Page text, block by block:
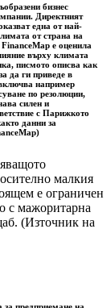
бизнес
Директният
една от най-
от страна на
FinanceMap е оценила
върху климата
писмото описва как
да ги приведе в
например
по резолюции,
силен и
с Парижкото
данни за
малкия
е ограничен
с мажоритарна
(Източник на